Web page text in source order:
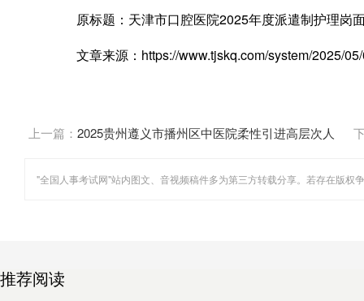
原标题：天津市口腔医院2025年度派遣制护理岗
文章来源：https://www.tjskq.com/system/2025/
上一篇： 2025贵州遵义市播州区中医院柔性引进高层次人
推荐阅读